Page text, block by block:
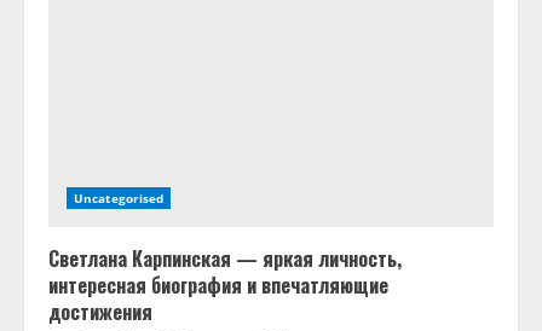
Uncategorised
Светлана Карпинская — яркая личность,
интересная биография и впечатляющие
достижения